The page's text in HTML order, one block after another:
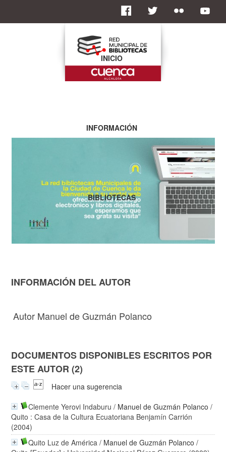
INFORMACIÓN DEL AUTOR
Autor Manuel de Guzmán Polanco
DOCUMENTOS DISPONIBLES ESCRITOS POR
ESTE AUTOR (2)
Hacer una sugerencia
Clemente Yerovi Indaburu / Manuel de Guzmán Polanco /
Quito : Casa de la Cultura Ecuatoriana Benjamín Carrión
(2004)
Quito Luz de América / Manuel de Guzmán Polanco /
INICIO
INFORMACIÓN
BIBLIOTECAS